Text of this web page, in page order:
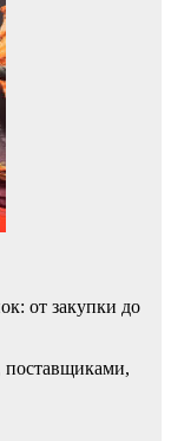
от закупки до
поставщиками,